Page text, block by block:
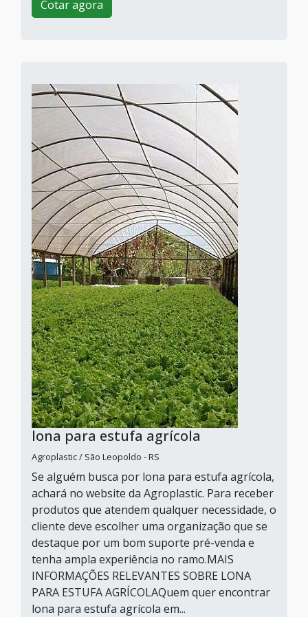
Cotar agora
lona para estufa agrícola
Agroplastic / São Leopoldo - RS
Se alguém busca por lona para estufa agrícola,
achará no website da Agroplastic. Para receber
produtos que atendem qualquer necessidade, o
cliente deve escolher uma organização que se
destaque por um bom suporte pré-venda e
tenha ampla experiência no ramo.MAIS
INFORMAÇÕES RELEVANTES SOBRE LONA
PARA ESTUFA AGRÍCOLAQuem quer encontrar
lona para estufa agrícola em...